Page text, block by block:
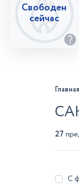
Свободен
сейчас
Главная
27
С